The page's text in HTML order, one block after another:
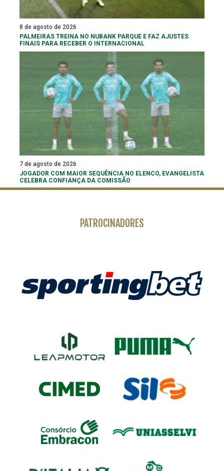
8 de agosto de 2026
PALMEIRAS TREINA NO NUBANK PARQUE E FAZ AJUSTES
FINAIS PARA RECEBER O INTERNACIONAL
7 de agosto de 2026
JOGADOR COM MAIOR SEQUÊNCIA NO ELENCO, EVANGELISTA
CELEBRA CONFIANÇA DA COMISSÃO
PATROCINADORES